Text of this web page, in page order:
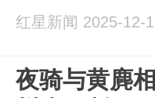
红星新闻 2025-12-
夜骑与黄麂